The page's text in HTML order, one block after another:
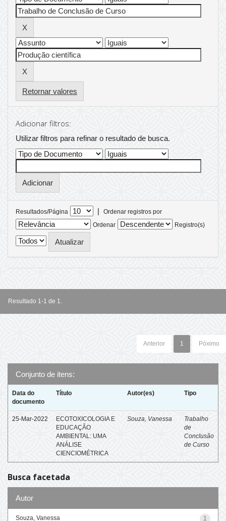
Retornar valores
Adicionar filtros:
Utilizar filtros para refinar o resultado de busca.
Resultados/Página |
Ordenar registros por
Ordenar
Registro(s)
Resultado 1-1 de 1.
Anterior 1 Póximo
Conjunto de itens:
Data do
documento
Título Autor(es) Tipo
25-Mar-2022
ECOTOXICOLOGIA E
EDUCAÇÃO
AMBIENTAL: UMA
ANÁLISE
CIENCIOMÉTRICA
Souza, Vanessa
Trabalho
de
Conclusão
de Curso
Busca facetada
Autor
1
Souza, Vanessa